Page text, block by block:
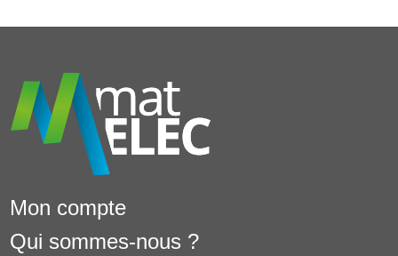
Mon compte
Qui sommes-nous ?